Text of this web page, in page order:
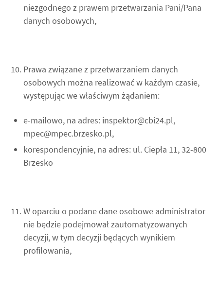
niezgodnego z prawem przetwarzania Pani/Pana
danych osobowych,
Prawa związane z przetwarzaniem danych
osobowych można realizować w każdym czasie,
występując we właściwym żądaniem:
e-mailowo, na adres: inspektor@cbi24.pl,
mpec@mpec.brzesko.pl,
korespondencyjnie, na adres: ul. Ciepła 11, 32-800
Brzesko
W oparciu o podane dane osobowe administrator
nie będzie podejmował zautomatyzowanych
decyzji, w tym decyzji będących wynikiem
profilowania,